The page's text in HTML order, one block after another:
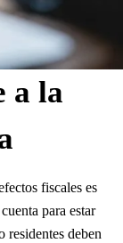
a la
fiscales es
para estar
residentes deben